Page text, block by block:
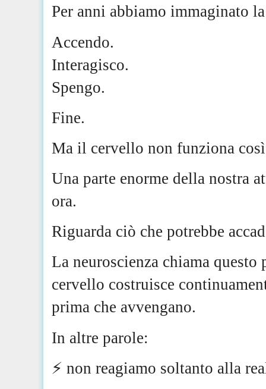
Per anni abbiamo immaginato
Accendo.
Interagisco.
Spengo.
Fine.
Ma il cervello non funziona
Una parte enorme della nostra
ora.
Riguarda ciò che potrebbe
La neuroscienza chiama
cervello costruisce
prima che avvengano.
In altre parole:
⚡️ non reagiamo soltanto alla